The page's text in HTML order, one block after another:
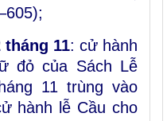
tháng 11: cử hành
đỏ của Sách Lễ
11 trùng vào
hành lễ Cầu cho